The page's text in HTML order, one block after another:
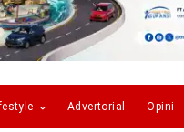
Advertorial Opini